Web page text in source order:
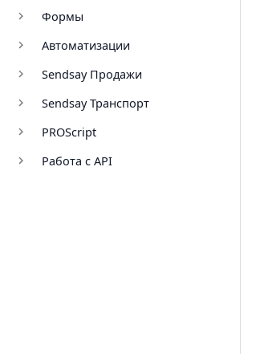
Формы
Автоматизации
Sendsay Продажи
Sendsay Транспорт
PROScript
Работа с API